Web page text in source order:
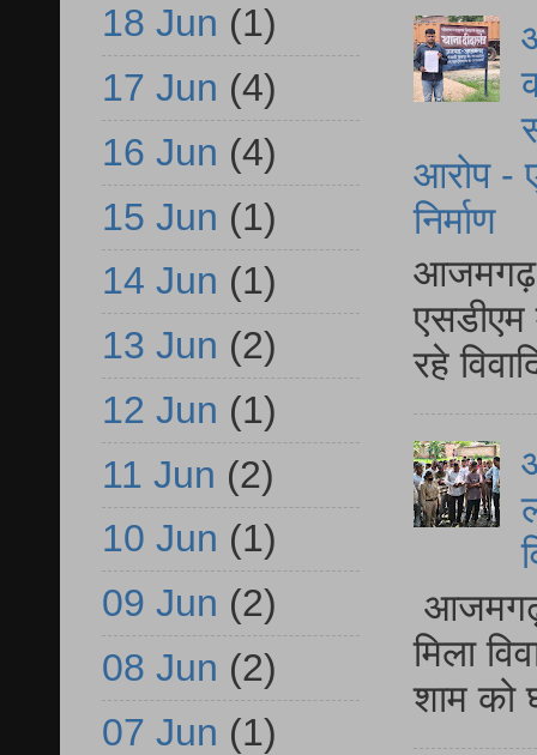
आरोप -
निर्माण
आजमगढ़
एसडीएम
रहे
आजमगढ़
मिला
शाम को
18 Jun (1)
17 Jun (4)
16 Jun (4)
15 Jun (1)
14 Jun (1)
13 Jun (2)
12 Jun (1)
11 Jun (2)
10 Jun (1)
09 Jun (2)
08 Jun (2)
07 Jun (1)